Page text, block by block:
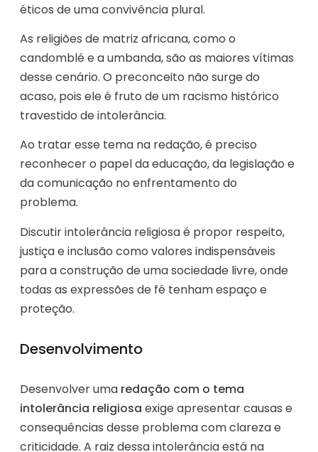
éticos de uma convivência plural.
As religiões de matriz africana, como o
candomblé e a umbanda, são as maiores vítimas
desse cenário. O preconceito não surge do
acaso, pois ele é fruto de um racismo histórico
travestido de intolerância.
Ao tratar esse tema na redação, é preciso
reconhecer o papel da educação, da legislação e
da comunicação no enfrentamento do
problema.
Discutir intolerância religiosa é propor respeito,
justiça e inclusão como valores indispensáveis
para a construção de uma sociedade livre, onde
todas as expressões de fé tenham espaço e
proteção.
Desenvolvimento
Desenvolver uma redação com o tema
intolerância religiosa exige apresentar causas e
consequências desse problema com clareza e
criticidade. A raiz dessa intolerância está na